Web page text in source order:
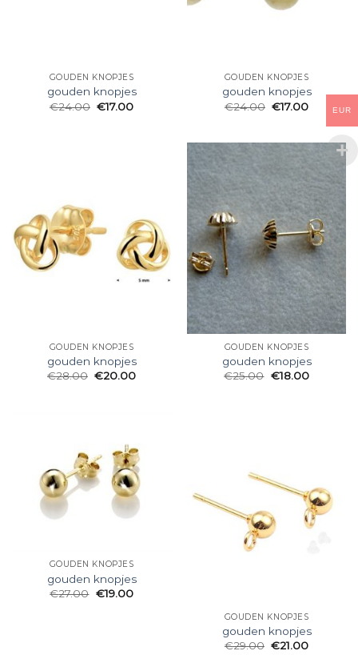
GOUDEN KNOPJES
gouden knopjes
€24.00 €17.00
GOUDEN KNOPJES
gouden knopjes
€24.00 €17.00
GOUDEN KNOPJES
gouden knopjes
€28.00 €20.00
GOUDEN KNOPJES
gouden knopjes
€25.00 €18.00
GOUDEN KNOPJES
gouden knopjes
€27.00 €19.00
GOUDEN KNOPJES
gouden knopjes
€29.00 €21.00
EUR